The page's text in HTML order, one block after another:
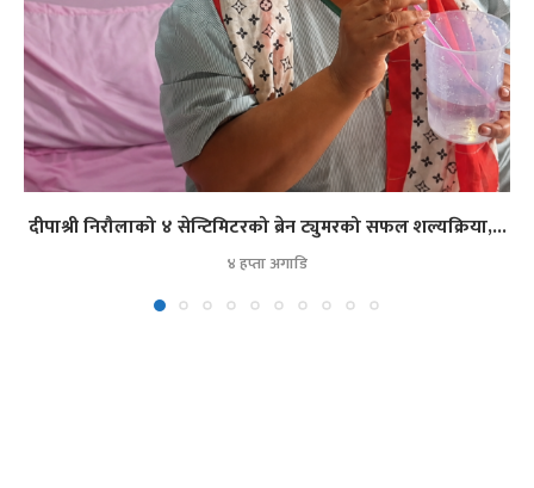
दीपाश्री निरौलाको ४ सेन्टिमिटरको ब्रेन ट्युमरको सफल शल्यक्रिया,...
४ हप्ता अगाडि